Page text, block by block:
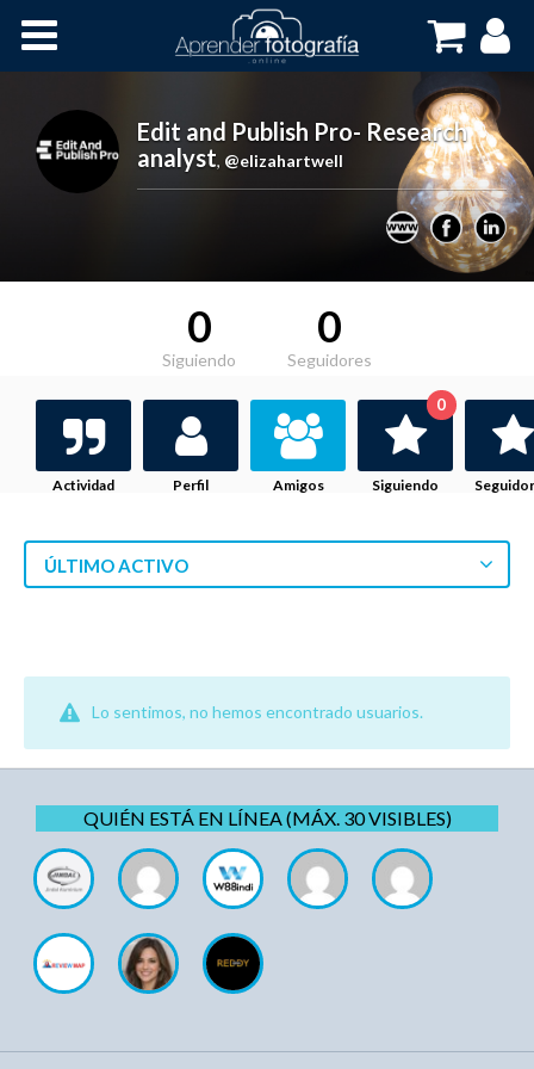
Cursos OnLine
Edit and Publish Pro- Research
analyst, @elizahartwell
0
Siguiendo
0
Seguidores
Actividad Perfil Amigos Siguiendo
0
ÚLTIMO ACTIVO
Lo sentimos, no hemos encontrado usuarios.
QUIÉN ESTÁ EN LÍNEA (MÁX. 30 VISIBLES)